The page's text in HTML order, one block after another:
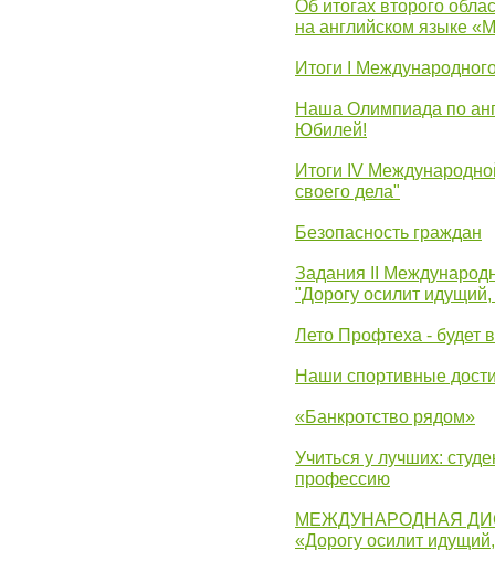
Об итогах второго
на английском языке
Итоги I
Наша Олимпиада по
Юбилей!
Итоги IV
своего дела"
Безопасность граждан
Задания II
"Дорогу осилит
Лето Профтеха - будет
Наши спортивные
«Банкротство рядом»
Учиться у лучших:
профессию
МЕЖДУНАРОДНАЯ
«Дорогу осилит